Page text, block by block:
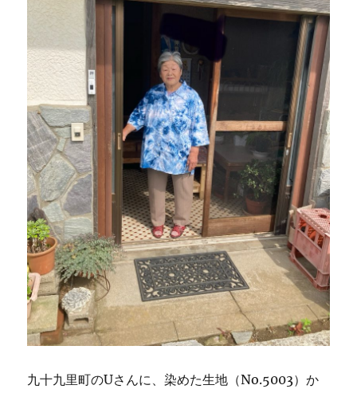
九十九里町のUさんに、染めた生地（No.5003）か